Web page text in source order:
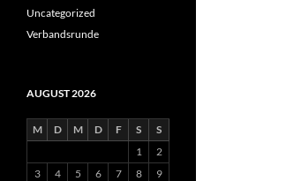
Uncategorized
Verbandsrunde
AUGUST 2026
M D M D F S
S
1
2
3
4 5 6 7 8
9